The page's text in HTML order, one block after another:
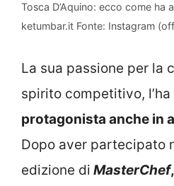
Tosca D’Aquino: ecco come ha
ketumbar.it Fonte: Instagram
La sua passione per la
spirito competitivo,
protagonista anche in
Dopo aver partecipato
edizione di MasterChef,